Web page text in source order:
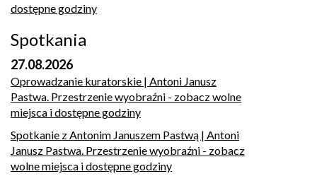
dostępne godziny
Spotkania
27.08.2026
Oprowadzanie kuratorskie | Antoni Janusz
Pastwa. Przestrzenie wyobraźni - zobacz wolne
miejsca i dostępne godziny
Spotkanie z Antonim Januszem Pastwą | Antoni
Janusz Pastwa. Przestrzenie wyobraźni - zobacz
wolne miejsca i dostępne godziny